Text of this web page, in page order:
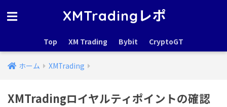
XMTradingレポ
Top XM Trading Bybit CryptoGT
ホーム XMTrading
XMTradingロイヤルティポイントの確認